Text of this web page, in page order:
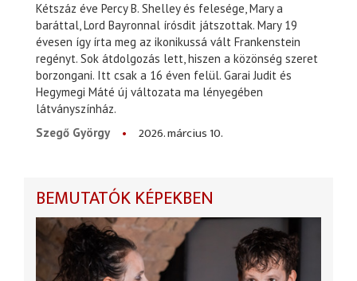
Kétszáz éve Percy B. Shelley és felesége, Mary a
baráttal, Lord Bayronnal írósdit játszottak. Mary 19
évesen így írta meg az ikonikussá vált Frankenstein
regényt. Sok átdolgozás lett, hiszen a közönség szeret
borzongani. Itt csak a 16 éven felül. Garai Judit és
Hegymegi Máté új változata ma lényegében
látványszínház.
Szegő György
2026. március 10.
BEMUTATÓK KÉPEKBEN